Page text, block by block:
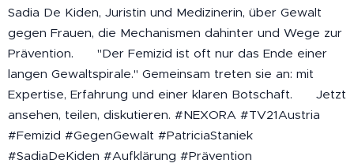
Sadia De Kiden, Juristin und Medizinerin, über Gewalt
gegen Frauen, die Mechanismen dahinter und Wege zur
Prävention. 💬 "Der Femizid ist oft nur das Ende einer
langen Gewaltspirale." Gemeinsam treten sie an: mit
Expertise, Erfahrung und einer klaren Botschaft. 👉 Jetzt
ansehen, teilen, diskutieren. #NEXORA #TV21Austria
#Femizid #GegenGewalt #PatriciaStaniek
#SadiaDeKiden #Aufklärung #Prävention